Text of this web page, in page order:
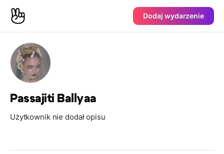
Dodaj wydarzenie
Passajiti Ballyaa
Użytkownik nie dodał opisu